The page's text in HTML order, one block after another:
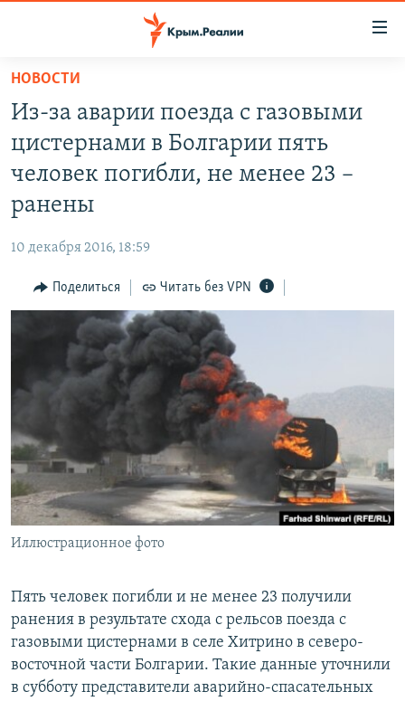
Вернуться
основному
содержанию
главной
Вернутся
поиску
СПЕЦПРОЕКТЫ
ИНТЕРАКТИВ
ИНФОГРАФИКА
ТЕЛЕПРОЕКТ КРЫМ.РЕАЛИИ
СОВЕТЫ ПРАВОЗАЩИТНИКОВ
ПРОПАВШИЕ БЕЗ ВЕСТИ
ПОБЕДИТЕЛЕЙ НЕ СУДЯТ?
КРЫМ.НЕПОКОРЕННЫЙ
ELIFBE
УКРАИНСКАЯ ПРОБЛЕМА КРЫМА
РАДІО СВОБОДА
КАК ОБОЙТИ БЛОКИРОВКУ
Українською
Qırımtatar
ПРИСОЕДИНЯЙТЕСЬ!
Все сайты RFE/RL
НОВОСТИ
Из-за аварии поезда с газовыми
цистернами в Болгарии пять
человек погибли, не менее 23 –
ранены
10 декабря 2016, 18:59
Поделиться Читать без VPN
Иллюстрационное фото
Пять человек погибли и не менее 23 получили
ранения в результате схода с рельсов поезда с
газовыми цистернами в селе Хитрино в северо-
восточной части Болгарии. Такие данные уточнили
в субботу представители аварийно-спасательных